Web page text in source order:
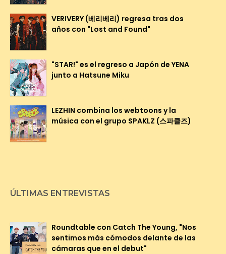
VERIVERY (베리베리) regresa tras dos
años con "Lost and Found"
"STAR!" es el regreso a Japón de YENA
junto a Hatsune Miku
LEZHIN combina los webtoons y la
música con el grupo SPAKLZ (스파클즈)
ÚLTIMAS ENTREVISTAS
Roundtable con Catch The Young, "Nos
sentimos más cómodos delante de las
cámaras que en el debut"